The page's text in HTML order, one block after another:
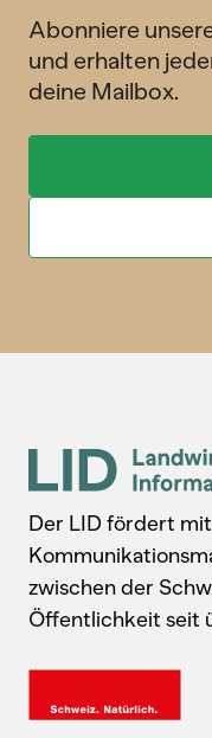
Abonniere
und erhalten
deine Mailbox.
Der LID fördert
zwischen der
Öffentlichkeit seit